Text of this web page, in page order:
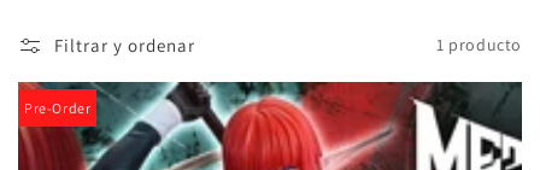
e
c
Filtrar y ordenar 1 producto
Pre-Order